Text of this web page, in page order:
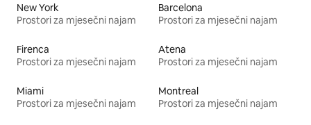
New York
Prostori za mjesečni najam
Barcelona
Prostori za mjesečni najam
Firenca
Prostori za mjesečni najam
Atena
Prostori za mjesečni najam
Miami
Prostori za mjesečni najam
Montreal
Prostori za mjesečni najam